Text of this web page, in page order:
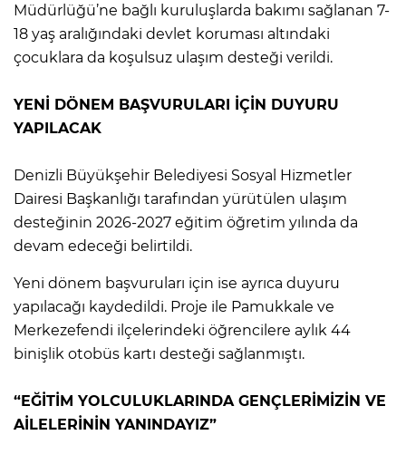
Müdürlüğü’ne bağlı kuruluşlarda bakımı sağlanan 7-
18 yaş aralığındaki devlet koruması altındaki
çocuklara da koşulsuz ulaşım desteği verildi.
YENİ DÖNEM BAŞVURULARI İÇİN DUYURU
YAPILACAK
Denizli Büyükşehir Belediyesi Sosyal Hizmetler
Dairesi Başkanlığı tarafından yürütülen ulaşım
desteğinin 2026-2027 eğitim öğretim yılında da
devam edeceği belirtildi.
Yeni dönem başvuruları için ise ayrıca duyuru
yapılacağı kaydedildi. Proje ile Pamukkale ve
Merkezefendi ilçelerindeki öğrencilere aylık 44
binişlik otobüs kartı desteği sağlanmıştı.
“EĞİTİM YOLCULUKLARINDA GENÇLERİMİZİN VE
AİLELERİNİN YANINDAYIZ”